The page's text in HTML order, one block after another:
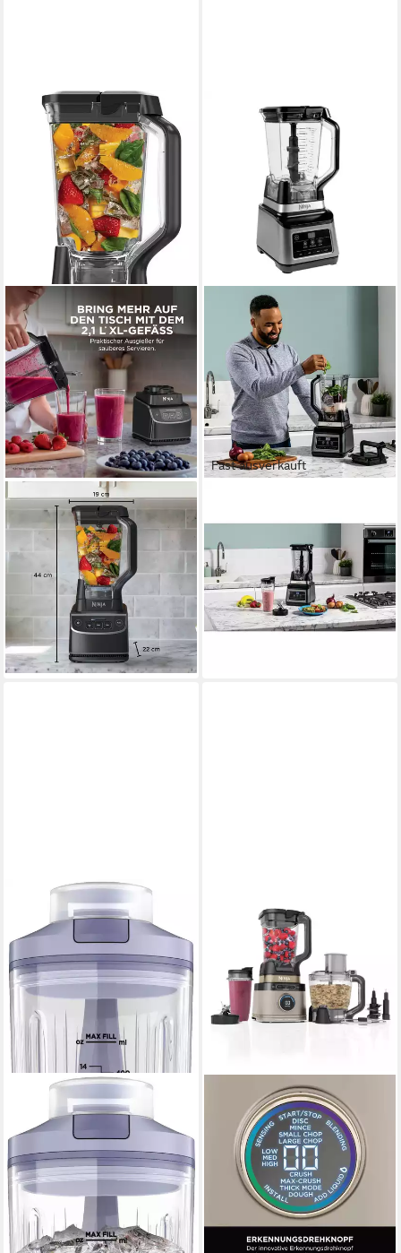
NINJA
Standmixer UltraCrush, 3
Geschwindigkeitsstufen,
Schwarz - BP201EU
159,00 €
UVP189,90 €
mtl. in 12 Raten
-16%
lieferbar - in 3-4 Werktagen bei dir
Fast ausverkauft
Standmixer 1200 W Schwarz,
Grau (matt)
1200.00 W Leistung
2.10 l Kapazität
142,18 €